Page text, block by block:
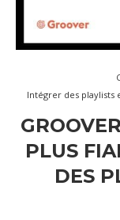
Intégrer des playlists
PLUS
DES